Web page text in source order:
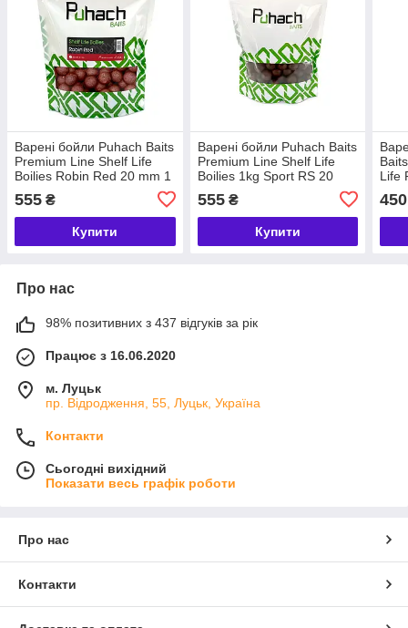
Варені бойли Puhach Baits
Premium Line Shelf Life
Boilies Robin Red 20 mm 1
555 ₴
Купити
Варені бойли Puhach Baits
Premium Line Shelf Life
Boilies 1kg Sport RS 20
555₴
Купити
Life
450
Про нас
98% позитивних з 437 відгуків за рік
Працює з 16.06.2020
м. Луцьк
пр. Відродження, 55, Луцьк, Україна
Контакти
Сьогодні вихідний
Показати весь графік роботи
Про нас
Контакти